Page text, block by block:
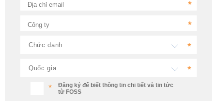
Địa chỉ email
Công ty
Đăng ký để biết thông tin chi tiết và tin tức
từ FOSS